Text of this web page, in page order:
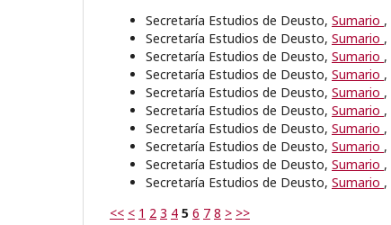
Secretaría Estudios de Deusto, Sumario ,
Secretaría Estudios de Deusto, Sumario ,
Secretaría Estudios de Deusto, Sumario ,
Secretaría Estudios de Deusto, Sumario ,
Secretaría Estudios de Deusto, Sumario ,
Secretaría Estudios de Deusto, Sumario ,
Secretaría Estudios de Deusto, Sumario ,
Secretaría Estudios de Deusto, Sumario ,
Secretaría Estudios de Deusto, Sumario ,
Secretaría Estudios de Deusto, Sumario ,
<< < 1 2 3 4 5 6 7 8 > >>